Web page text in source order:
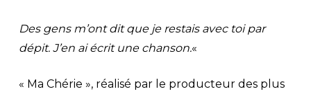
Des gens m’ont dit que je restais avec toi par
dépit. J’en ai écrit une chanson.«
« Ma Chérie », réalisé par le producteur des plus